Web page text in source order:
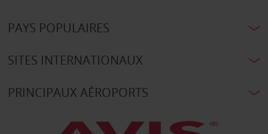
PAYS POPULAIRES
SITES INTERNATIONAUX
PRINCIPAUX AÉROPORTS